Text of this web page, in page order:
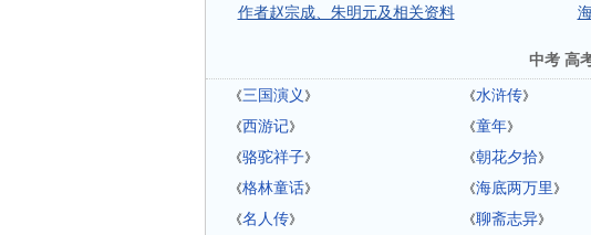
作者赵宗成、朱明元及相关资料
中考 高
《三国演义 》 《水浒传》
《西游记》 《童年》
《骆驼祥子》 《朝花夕拾》
《格林童话》 《海底两万里 》
《名人传》 《聊斋志异》